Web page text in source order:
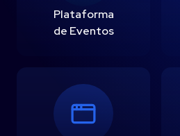
Plataforma
de Eventos